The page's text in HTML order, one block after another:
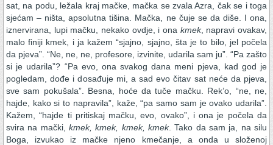
sat, na podu, ležala kraj mačke, mačka se zvala Azra, čak se i toga
sjećam – ništa, apsolutna tišina. Mačka, ne čuje se da diše. I ona,
iznervirana, lupi mačku, nekako ovdje, i ona kmek, napravi ovakav,
malo finiji kmek, i ja kažem “sjajno, sjajno, šta je to bilo, jel počela
da pjeva”. “Ne, ne, ne, profesore, izvinite, udarila sam ju”. “Pa zašto
si je udarila”? “Pa evo, ona svakog dana meni pjeva, kad god je
pogledam, dođe i dosađuje mi, a sad evo čitav sat neće da pjeva,
sve sam pokušala”. Besna, hoće da tuče mačku. Rek’o, “ne, ne,
hajde, kako si to napravila”, kaže, “pa samo sam je ovako udarila”.
Kažem, “hajde ti pritiskaj mačku, evo, ovako”, i ona je počela da
svira na mački, kmek, kmek, kmek, kmek. Tako da sam ja, na silu
Boga, izvukao iz mačke njeno kmečanje, a onda u složenoj